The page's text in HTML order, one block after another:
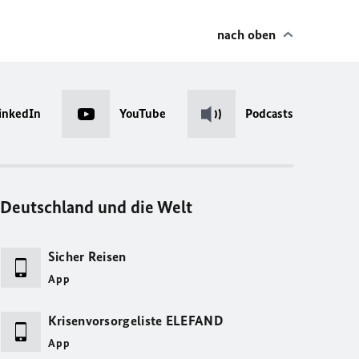
nach oben
YouTube Podcasts
Deutschland und die Welt
Sicher Reisen
App
Krisenvorsorgeliste ELEFAND
App